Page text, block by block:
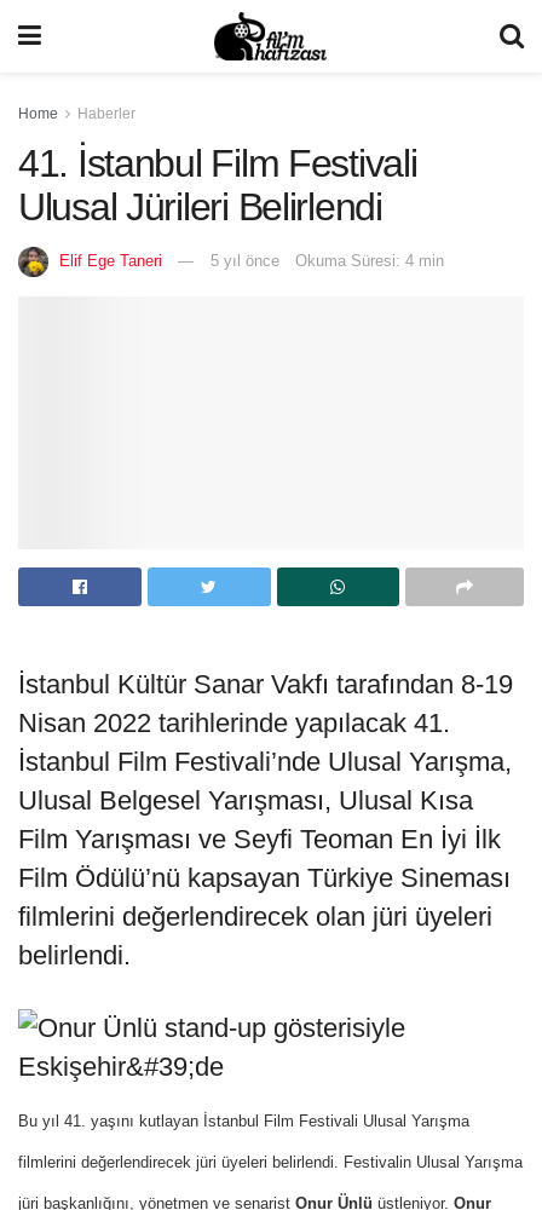
Home Haberler
41. İstanbul Film Festivali
Ulusal Jürileri Belirlendi
Elif Ege Taneri 5 yıl önce Okuma Süresi: 4 min
İstanbul Kültür Sanar Vakfı tarafından 8-19
Nisan 2022 tarihlerinde yapılacak 41.
İstanbul Film Festivali’nde Ulusal Yarışma,
Ulusal Belgesel Yarışması, Ulusal Kısa
Film Yarışması ve Seyfi Teoman En İyi İlk
Film Ödülü’nü kapsayan Türkiye Sineması
filmlerini değerlendirecek olan jüri üyeleri
belirlendi.
Bu yıl 41. yaşını kutlayan İstanbul Film Festivali Ulusal Yarışma
filmlerini değerlendirecek jüri üyeleri belirlendi. Festivalin Ulusal Yarışma
jüri başkanlığını, yönetmen ve senarist Onur Ünlü üstleniyor. Onur